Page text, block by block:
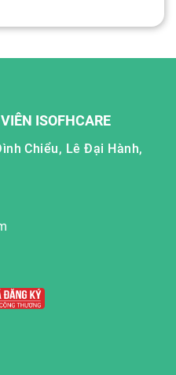
ISOFHCARE
Chiểu, Lê Đại Hành,